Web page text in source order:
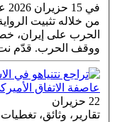
من خلاله تثبيت
الحرب على إيران،
ووقف الحرب. قدّم
22 حزيران
تقارير، وثائق،